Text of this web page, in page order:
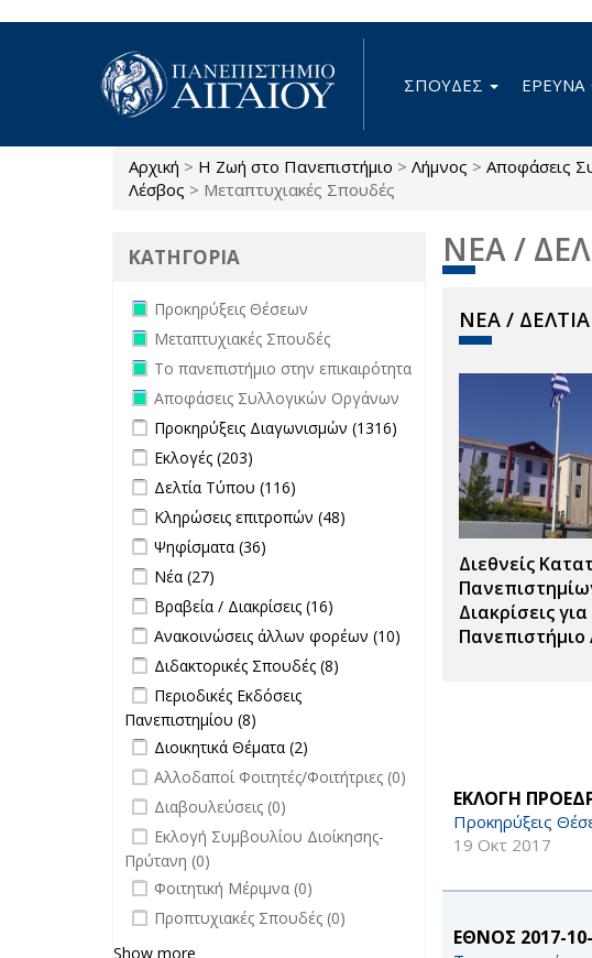
ΣΠΟΥΔΕΣ ΕΡΕΥΝΑ
Είστε εδώ
Αρχική > Η Ζωή στο Πανεπιστήμιο > Λήμνος > Αποφάσεις
Λέσβος > Μεταπτυχιακές Σπουδές
ΝΕΑ /
ΝΕΑ /
Διεθνείς
Διακρίσεις
Πανεπιστήμιο
ΕΚΛΟΓΗ
Προκηρύξεις
19 Οκτ 2017
ΕΘΝΟΣ 2017-
ΚΑΤΗΓΟΡΙΑ
Remove Προκηρύξεις Θέσεων filter
Προκηρύξεις Θέσεων
Remove Μεταπτυχιακές Σπουδές
filter
Μεταπτυχιακές Σπουδές
Remove Το πανεπιστήμιο στην
επικαιρότητα filter
Το πανεπιστήμιο στην επικαιρότητα
Remove Αποφάσεις Συλλογικών
Οργάνων filter
Αποφάσεις Συλλογικών Οργάνων
Apply Προκηρύξεις Διαγωνισμών
filter
Προκηρύξεις Διαγωνισμών (1316)
Προκηρύξεις
Διαγωνισμών
Apply Εκλογές filter
Εκλογές (203)
Apply Δελτία Τύπου filter
Δελτία Τύπου (116)
Apply Κληρώσεις επιτροπών filter
Κληρώσεις επιτροπών (48)
Apply Ψηφίσματα filter
Ψηφίσματα (36)
Apply Νέα filter
Νέα (27)
Apply Βραβεία / Διακρίσεις filter
Βραβεία / Διακρίσεις (16)
Διακρίσεις
filter
Apply Ανακοινώσεις άλλων φορέων
filter
Ανακοινώσεις άλλων φορέων (10)
Apply Διδακτορικές Σπουδές filter
Διδακτορικές Σπουδές (8)
Apply Περιοδικές Εκδόσεις
Πανεπιστημίου filter
Περιοδικές Εκδόσεις
Πανεπιστημίου (8)
Εκδόσεις
Πανεπιστημίου filter
Apply Διοικητικά Θέματα filter
Διοικητικά Θέματα (2)
undefined
Αλλοδαποί Φοιτητές/Φοιτήτριες (0)
undefined
Διαβουλεύσεις (0)
undefined
Εκλογή Συμβουλίου Διοίκησης-
Πρύτανη (0)
undefined
Φοιτητική Μέριμνα (0)
undefined
Προπτυχιακές Σπουδές (0)
Show more